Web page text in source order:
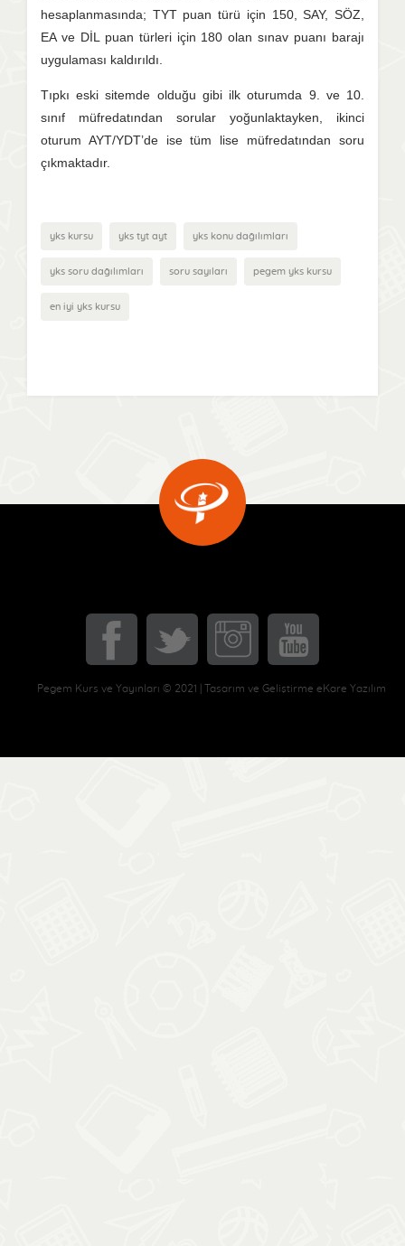
hesaplanmasında; TYT puan türü için 150, SAY, SÖZ,
EA ve DİL puan türleri için 180 olan sınav puanı barajı
uygulaması kaldırıldı.
Tıpkı eski sitemde olduğu gibi ilk oturumda 9. ve 10.
sınıf müfredatından sorular yoğunlaktayken, ikinci
oturum AYT/YDT’de ise tüm lise müfredatından soru
çıkmaktadır.
yks kursu yks tyt ayt yks konu dağılımları
yks soru dağılımları soru sayıları pegem yks kursu
en iyi yks kursu
Pegem Kurs ve Yayınları © 2021 | Tasarım ve Geliştirme eKare Yazılım